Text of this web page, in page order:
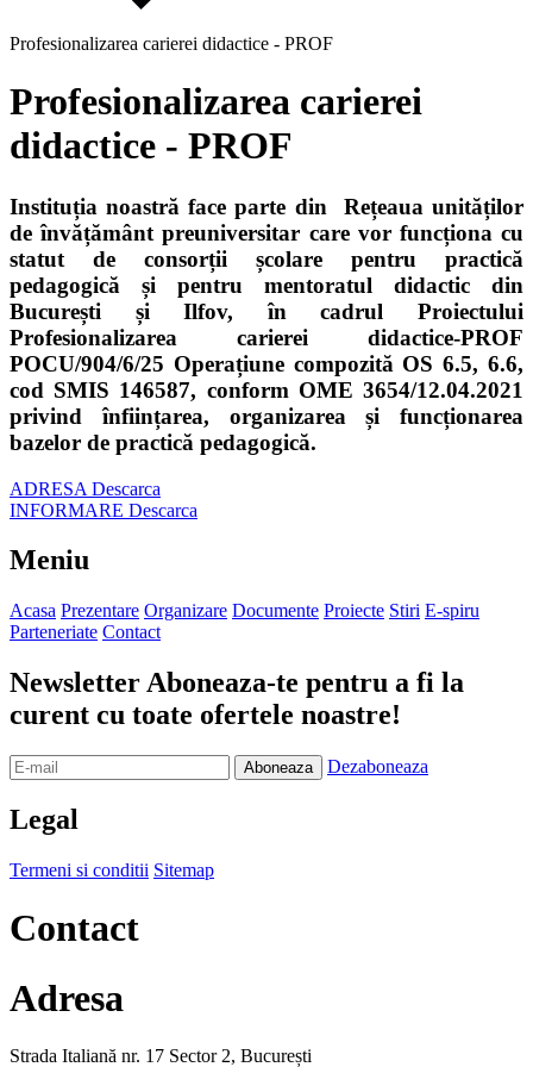
Profesionalizarea carierei didactice - PROF
Profesionalizarea carierei
didactice - PROF
Instituția noastră face parte din Rețeaua unităților
de învățământ preuniversitar care vor funcționa cu
statut de consorții școlare pentru practică
pedagogică și pentru mentoratul didactic din
București și Ilfov, în cadrul Proiectului
Profesionalizarea carierei didactice-PROF
POCU/904/6/25 Operațiune compozită OS 6.5, 6.6,
cod SMIS 146587, conform OME 3654/12.04.2021
privind înființarea, organizarea și funcționarea
bazelor de practică pedagogică.
ADRESA Descarca
INFORMARE Descarca
Meniu
Acasa Prezentare Organizare Documente Proiecte Stiri E-spiru
Parteneriate Contact
NewsletterAboneaza-te pentru a fi la
curent cu toate ofertele noastre!
Dezaboneaza
Legal
Termeni si conditii Sitemap
Contact
Adresa
Strada Italiană nr. 17 Sector 2, București